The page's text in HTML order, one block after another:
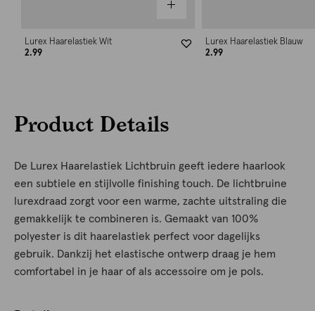
Lurex Haarelastiek Wit
2.99
Lurex Haarelastiek Blauw
2.99
Product Details
De Lurex Haarelastiek Lichtbruin geeft iedere haarlook
een subtiele en stijlvolle finishing touch. De lichtbruine
lurexdraad zorgt voor een warme, zachte uitstraling die
gemakkelijk te combineren is. Gemaakt van 100%
polyester is dit haarelastiek perfect voor dagelijks
gebruik. Dankzij het elastische ontwerp draag je hem
comfortabel in je haar of als accessoire om je pols.